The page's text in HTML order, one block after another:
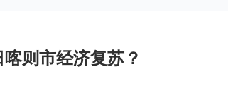
则市经济复苏？